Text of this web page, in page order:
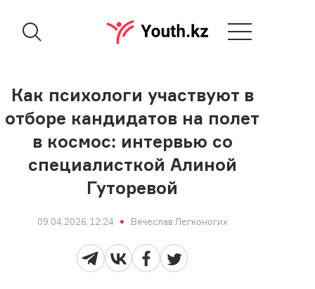
Как психологи участвуют в
отборе кандидатов на полет
в космос: интервью со
специалисткой Алиной
Гуторевой
09.04.2026, 12:24 Вячеслав Легконогих